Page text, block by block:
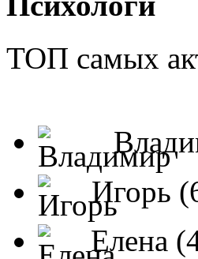
ТОП самых
Игорь
Елена